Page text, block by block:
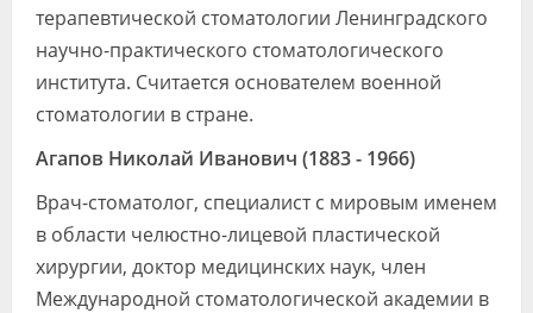
терапевтической стоматологии Ленинградского
научно-практического стоматологического
института. Считается основателем военной
стоматологии в стране.
Агапов Николай Иванович (1883 - 1966)
Врач-стоматолог, специалист с мировым именем
в области челюстно-лицевой пластической
хирургии, доктор медицинских наук, член
Международной стоматологической академии в